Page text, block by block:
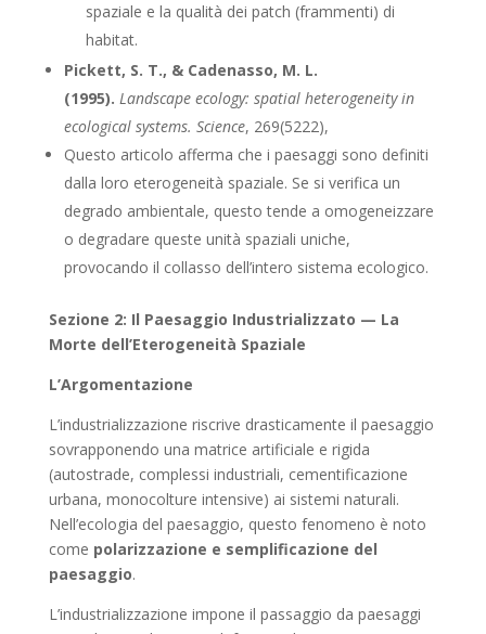
spaziale e la qualità dei patch (frammenti) di
habitat.
Pickett, S. T., & Cadenasso, M. L.
(1995). Landscape ecology: spatial heterogeneity in
ecological systems. Science, 269(5222),
Questo articolo afferma che i paesaggi sono definiti
dalla loro eterogeneità spaziale. Se si verifica un
degrado ambientale, questo tende a omogeneizzare
o degradare queste unità spaziali uniche,
provocando il collasso dell’intero sistema ecologico.
Sezione 2: Il Paesaggio Industrializzato — La
Morte dell’Eterogeneità Spaziale
L’Argomentazione
L’industrializzazione riscrive drasticamente il paesaggio
sovrapponendo una matrice artificiale e rigida
(autostrade, complessi industriali, cementificazione
urbana, monocolture intensive) ai sistemi naturali.
Nell’ecologia del paesaggio, questo fenomeno è noto
come polarizzazione e semplificazione del
paesaggio.
L’industrializzazione impone il passaggio da paesaggi